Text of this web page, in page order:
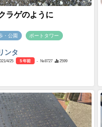
ラゲのように
・公園 ポートタワー
ンタ
4/25 5 年前 - №8727 2599